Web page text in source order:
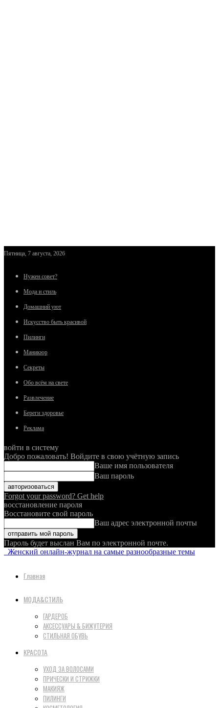
Пятница, 7 августа, 2026
Нужен совет?
Мода и стиль
Домашний уют
Искусство быть красивой
Пилинги
Маникюр
Секреты
Обо всём на свете
Развлечение
Береги здоровье
Реклама
войти в систему
Добро пожаловать! Войдите в свою учётную запись
Ваше имя пользователя
Ваш пароль
Forgot your password? Get help
восстановление пароля
Восстановите свой пароль
Ваш адрес электронной почты
Пароль будет выслан Вам по электронной почте.
Женский онлайн-журнал на самые разнообразные темы
Главная
МОДА&СТИЛЬ
ГАРДЕРОБ
АКСЕССУАРЫ & БИЖУТЕРИЯ
СТИЛЬНАЯ ОБУВЬ
КРАСОТА
УХОД ЗА ВОЛОСАМИ
ПРИЧЕСКИ И СТРИЖКИ
МАКИЯЖ
ПИЛИНГИ